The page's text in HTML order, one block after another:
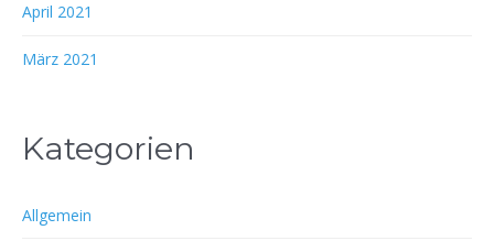
April 2021
März 2021
Kategorien
Allgemein